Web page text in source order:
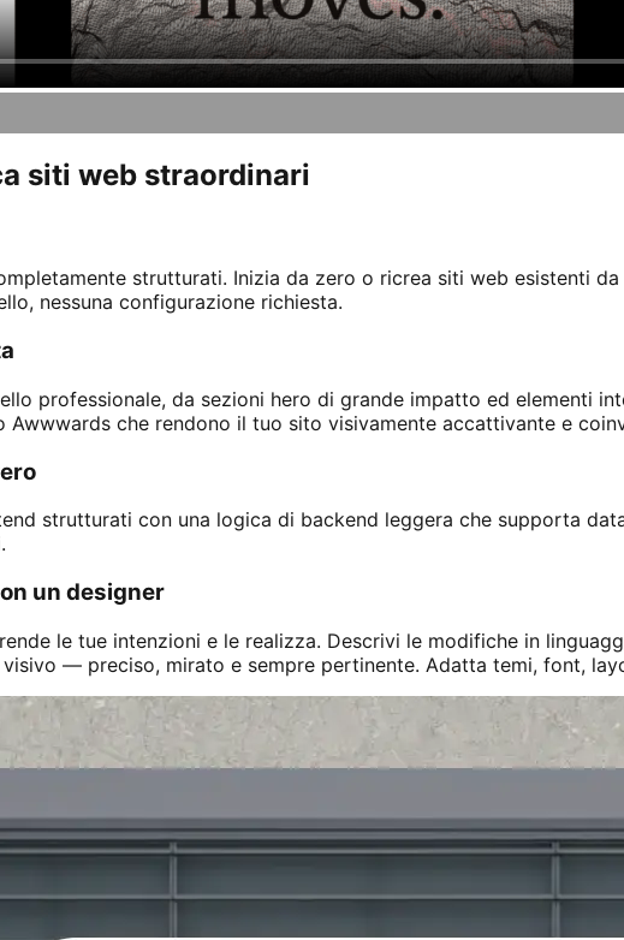
siti web straordinari
strutturati. Inizia da zero o ricrea siti web esistenti
nessuna configurazione richiesta.
professionale, da sezioni hero di grande impatto ed elementi
che rendono il tuo sito visivamente accattivante e
strutturati con una logica di backend leggera che supporta
un designer
le tue intenzioni e le realizza. Descrivi le modifiche in
— preciso, mirato e sempre pertinente. Adatta temi, font,